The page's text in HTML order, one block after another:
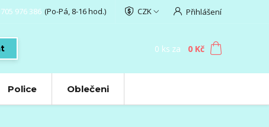
CZK Přihlášení
976 386 (Po-Pá, 8-16 hod.)
0 ks za 0 Kč
Police Oblečeni